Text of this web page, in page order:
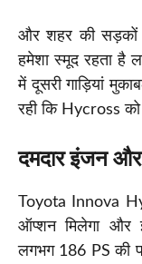
और शहर की सड़कों
हमेशा स्मूद रहता है
में दूसरी गाड़ियां
रही कि Hycross
दमदार इंजन और
Toyota Innova
ऑप्शन मिलेगा और
लगभग 186 PS की